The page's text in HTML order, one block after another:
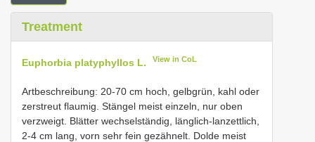
Treatment
Euphorbia platyphyllos L. View in CoL
Artbeschreibung: 20-70 cm hoch, gelbgrün, kahl oder
zerstreut flaumig. Stängel meist einzeln, nur oben
verzweigt. Blätter wechselständig, länglich-lanzettlich,
2-4 cm lang, vorn sehr fein gezähnelt. Dolde meist